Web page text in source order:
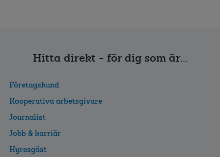
Hitta direkt - för dig som är...
Företagskund
Kooperativa arbetsgivare
Journalist
Jobb & karriär
Hyresgäst